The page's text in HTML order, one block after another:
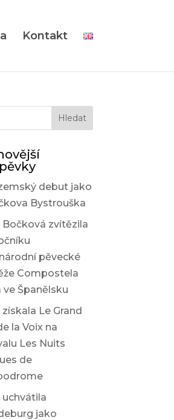
Kontakt
debut jako
Bystrouška
Bočková zvítězila
pěvecké
Compostela
ve Španělsku
získala Le Grand
la Voix na
Les Nuits
de
uchvátila
jako